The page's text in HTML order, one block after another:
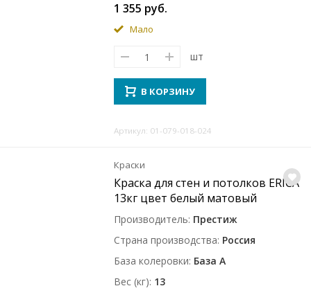
1 355 руб.
Мало
шт
В КОРЗИНУ
Артикул: 01-079-018-024
Краски
Краска для стен и потолков ERICA
13кг цвет белый матовый
Производитель Престиж
Страна производства Россия
База колеровки База A
Вес (кг) 13